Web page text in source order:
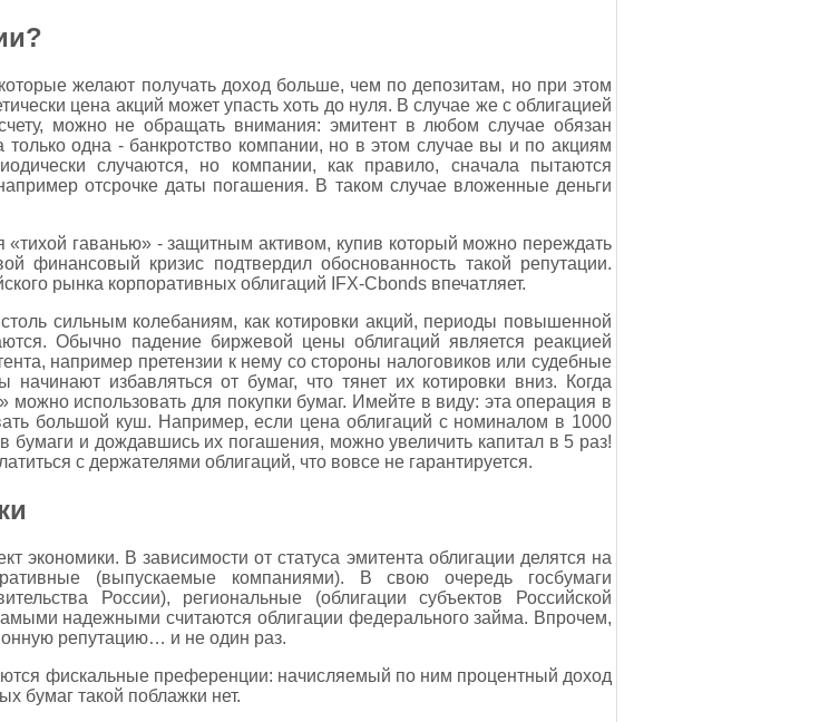
желают получать доход больше, чем по депозитам, но при этом
цена акций может упасть хоть до нуля. В случае же с облигацией
можно не обращать внимания: эмитент в любом случае обязан
только одна - банкротство компании, но в этом случае вы и по акциям
случаются, но компании, как правило, сначала пытаются
отсрочке даты погашения. В таком случае вложенные деньги
«тихой гаванью» - защитным активом, купив который можно переждать
финансовый кризис подтвердил обоснованность такой репутации.
рынка корпоративных облигаций IFX-Cbonds впечатляет.
сильным колебаниям, как котировки акций, периоды повышенной
Обычно падение биржевой цены облигаций является реакцией
например претензии к нему со стороны налоговиков или судебные
избавляться от бумаг, что тянет их котировки вниз. Когда
можно использовать для покупки бумаг. Имейте в виду: эта операция в
большой куш. Например, если цена облигаций с номиналом в 1000
бумаги и дождавшись их погашения, можно увеличить капитал в 5 раз!
с держателями облигаций, что вовсе не гарантируется.
экономики. В зависимости от статуса эмитента облигации делятся на
(выпускаемые компаниями). В свою очередь госбумаги
России), региональные (облигации субъектов Российской
надежными считаются облигации федерального займа. Впрочем,
репутацию… и не один раз.
фискальные преференции: начисляемый по ним процентный доход
бумаг такой поблажки нет.